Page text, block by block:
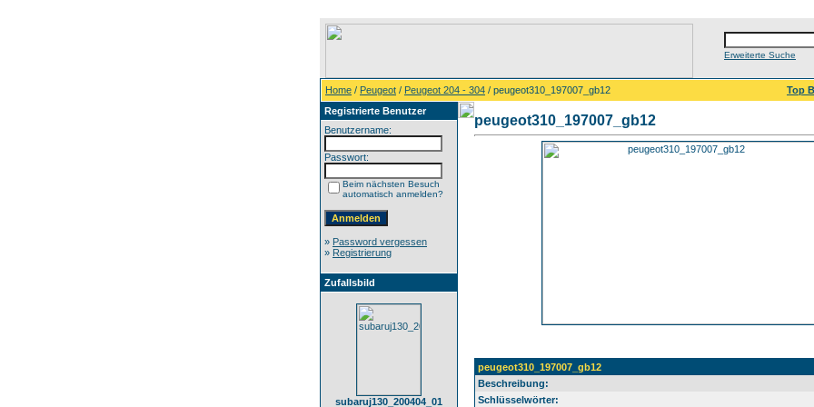
Erweiterte Suche
Home / Peugeot / Peugeot 204 - 304 / peugeot310_197007_gb12 Top
Registrierte Benutzer
Benutzername:
Passwort:
Beim nächsten Besuch
automatisch anmelden?
» Password vergessen
» Registrierung
Zufallsbild
subaruj130_200404_01
peugeot310_197007_gb12
peugeot310_197007_gb12
Beschreibung:
Schlüsselwörter: